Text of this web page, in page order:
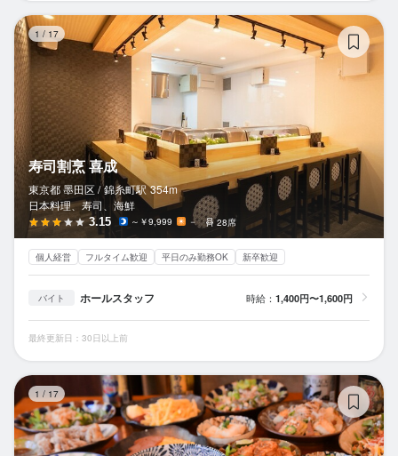
1 / 17
寿司割烹 喜成
東京都 墨田区 / 錦糸町駅 354m
日本料理、寿司、海鮮
3.15 ～￥9,999 － 28席
個人経営 フルタイム歓迎 平日のみ勤務OK 新卒歓迎
バイト ホールスタッフ 時給： 1,400円〜1,600円
最終更新日：30日以上前
1 / 17